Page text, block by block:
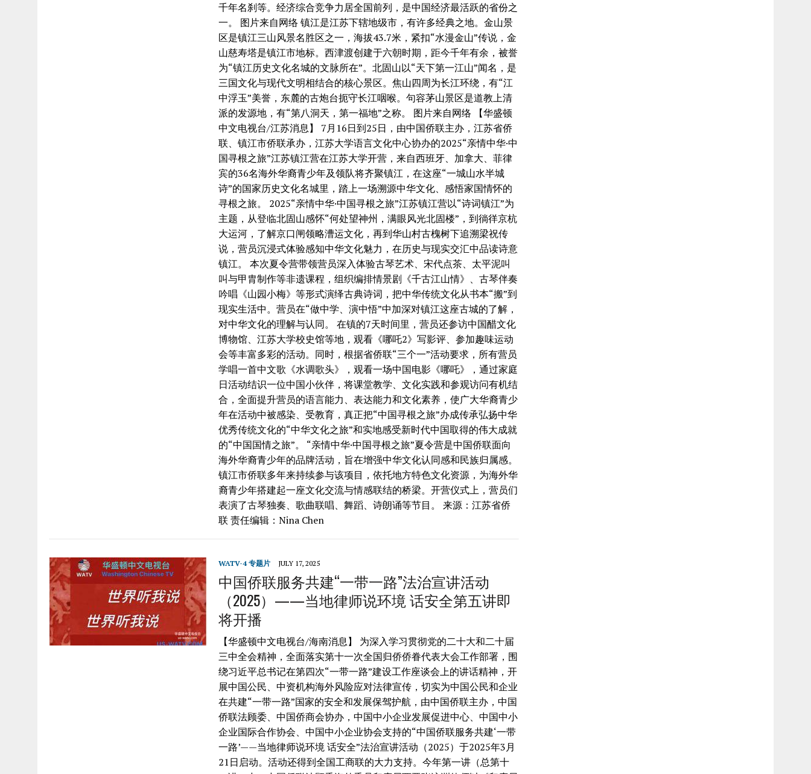
千年名刹等。经济综合竞争力居全国前列，是中国经济最活跃的省份之
一。 图片来自网络 镇江是江苏下辖地级市，有许多经典之地。金山景
区是镇江三山风景名胜区之一，海拔43.7米，紧扣“水漫金山”传说，金
山慈寿塔是镇江市地标。西津渡创建于六朝时期，距今千年有余，被誉
为“镇江历史文化名城的文脉所在”。北固山以“天下第一江山”闻名，是
三国文化与现代文明相结合的核心景区。焦山四周为长江环绕，有“江
中浮玉”美誉，东麓的古炮台扼守长江咽喉。句容茅山景区是道教上清
派的发源地，有“第八洞天，第一福地”之称。 图片来自网络 【华盛顿
中文电视台/江苏消息】 7月16日到25日，由中国侨联主办，江苏省侨
联、镇江市侨联承办，江苏大学语言文化中心协办的2025“亲情中华·中
国寻根之旅”江苏镇江营在江苏大学开营，来自西班牙、加拿大、菲律
宾的36名海外华裔青少年及领队将齐聚镇江，在这座“一城山水半城
诗”的国家历史文化名城里，踏上一场溯源中华文化、感悟家国情怀的
寻根之旅。 2025“亲情中华·中国寻根之旅”江苏镇江营以“诗词镇江”为
主题，从登临北固山感怀“何处望神州，满眼风光北固楼”，到徜徉京杭
大运河，了解京口闸领略漕运文化，再到华山村古槐树下追溯梁祝传
说，营员沉浸式体验感知中华文化魅力，在历史与现实交汇中品读诗意
镇江。 本次夏令营带领营员深入体验古琴艺术、宋代点茶、太平泥叫
叫与甲胄制作等非遗课程，组织编排情景剧《千古江山情》、古琴伴奏
吟唱《山园小梅》等形式演绎古典诗词，把中华传统文化从书本“搬”到
现实生活中。营员在“做中学、演中悟”中加深对镇江这座古城的了解，
对中华文化的理解与认同。 在镇的7天时间里，营员还参访中国醋文化
博物馆、江苏大学校史馆等地，观看《哪吒2》写影评、参加趣味运动
会等丰富多彩的活动。同时，根据省侨联“三个一”活动要求，所有营员
学唱一首中文歌《水调歌头》，观看一场中国电影《哪吒》，通过家庭
日活动结识一位中国小伙伴，将课堂教学、文化实践和参观访问有机结
合，全面提升营员的语言能力、表达能力和文化素养，使广大华裔青少
年在活动中被感染、受教育，真正把“中国寻根之旅”办成传承弘扬中华
优秀传统文化的“中华文化之旅”和实地感受新时代中国取得的伟大成就
的“中国国情之旅”。 “亲情中华·中国寻根之旅”夏令营是中国侨联面向
海外华裔青少年的品牌活动，旨在增强中华文化认同感和民族归属感。
镇江市侨联多年来持续参与该项目，依托地方特色文化资源，为海外华
裔青少年搭建起一座文化交流与情感联结的桥梁。开营仪式上，营员们
表演了古琴独奏、歌曲联唱、舞蹈、诗朗诵等节目。 来源：江苏省侨
联 责任编辑：Nina Chen
WATV-4 专题片 JULY 17, 2025
中国侨联服务共建“一带一路”法治宣讲活动
（2025）——当地律师说环境 话安全第五讲即
将开播
【华盛顿中文电视台/海南消息】 为深入学习贯彻党的二十大和二十届
三中全会精神，全面落实第十一次全国归侨侨眷代表大会工作部署，围
绕习近平总书记在第四次“一带一路”建设工作座谈会上的讲话精神，开
展中国公民、中资机构海外风险应对法律宣传，切实为中国公民和企业
在共建“一带一路”国家的安全和发展保驾护航，由中国侨联主办，中国
侨联法顾委、中国侨商会协办，中国中小企业发展促进中心、中国中小
企业国际合作协会、中国中小企业协会支持的“中国侨联服务共建‘一带
一路’——当地律师说环境 话安全”法治宣讲活动（2025）于2025年3月
21日启动。活动还得到全国工商联的大力支持。今年第一讲（总第十